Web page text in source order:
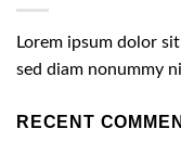
Lorem ipsum dolor
sed diam nonummy
RECENT